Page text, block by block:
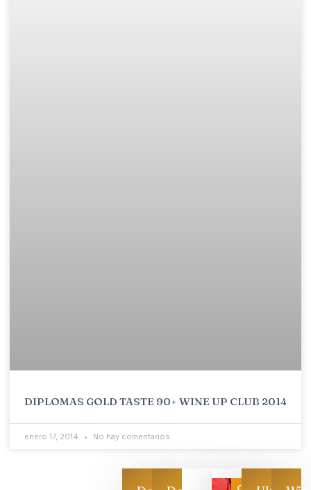
DIPLOMAS GOLD TASTE 90+ WINE UP CLUB 2014
enero 17, 2014 No hay comentarios